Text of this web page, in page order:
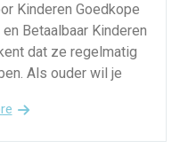
Kinderen Goedkope
Betaalbaar Kinderen
dat ze regelmatig
Als ouder wil je